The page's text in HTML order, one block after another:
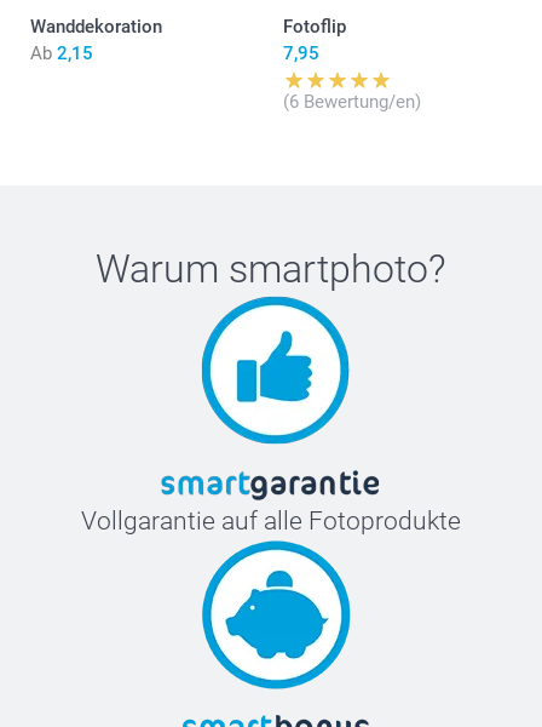
Wanddekoration
Ab 2,15
Fotoflip
7,95
(6 Bewertung/en)
Warum smartphoto?
Vollgarantie auf alle Fotoprodukte